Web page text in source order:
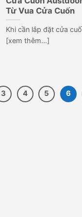
Từ Vua Cửa Cuốn
Khi cần lắp đặt cửa
[xem thêm...]
3 4 5 6